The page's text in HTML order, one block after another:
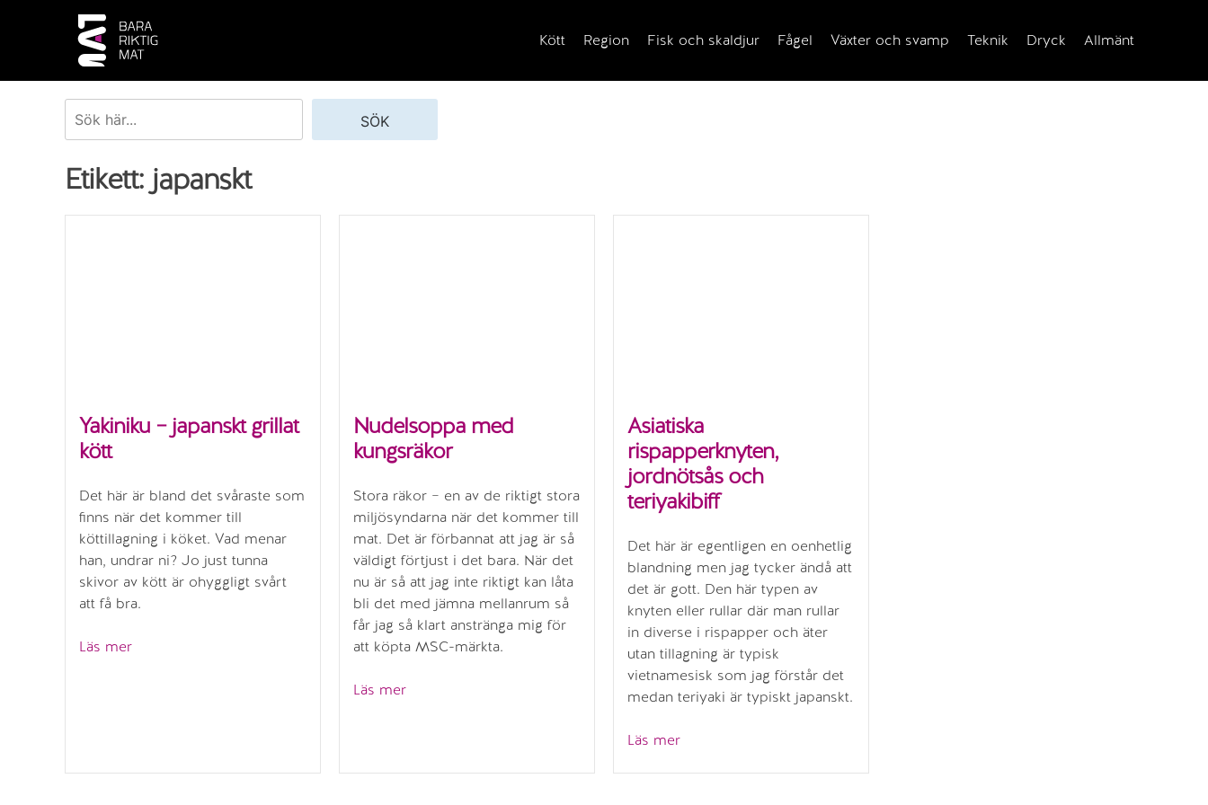
Kött Region Fisk och skaldjur Fågel Växter och svamp Teknik Dryck Allmänt
SÖK
Etikett: japanskt
Yakiniku – japanskt grillat
kött
Det här är bland det svåraste som
finns när det kommer till
köttillagning i köket. Vad menar
han, undrar ni? Jo just tunna
skivor av kött är ohyggligt svårt
att få bra.
Läs mer”Yakiniku
Nudelsoppa med
kungsräkor
Stora räkor – en av de riktigt stora
miljösyndarna när det kommer till
mat. Det är förbannat att jag är så
väldigt förtjust i det bara. När det
nu är så att jag inte riktigt kan låta
bli det med jämna mellanrum så
får jag så klart anstränga mig för
att köpta MSC-märkta.
Läs mer”Nudelsoppa
Asiatiska
rispapperknyten,
jordnötsås och
teriyakibiff
Det här är egentligen en oenhetlig
blandning men jag tycker ändå att
det är gott. Den här typen av
knyten eller rullar där man rullar
in diverse i rispapper och äter
utan tillagning är typisk
vietnamesisk som jag förstår det
medan teriyaki är typiskt japanskt.
Läs mer”Asiatiska